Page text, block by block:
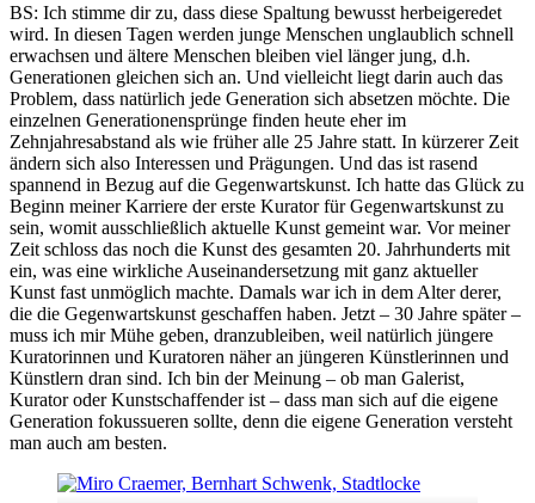
BS: Ich stimme dir zu, dass diese Spaltung bewusst herbeigeredet
wird. In diesen Tagen werden junge Menschen unglaublich schnell
erwachsen und ältere Menschen bleiben viel länger jung, d.h.
Generationen gleichen sich an. Und vielleicht liegt darin auch das
Problem, dass natürlich jede Generation sich absetzen möchte. Die
einzelnen Generationensprünge finden heute eher im
Zehnjahresabstand als wie früher alle 25 Jahre statt. In kürzerer Zeit
ändern sich also Interessen und Prägungen. Und das ist rasend
spannend in Bezug auf die Gegenwartskunst. Ich hatte das Glück zu
Beginn meiner Karriere der erste Kurator für Gegenwartskunst zu
sein, womit ausschließlich aktuelle Kunst gemeint war. Vor meiner
Zeit schloss das noch die Kunst des gesamten 20. Jahrhunderts mit
ein, was eine wirkliche Auseinandersetzung mit ganz aktueller
Kunst fast unmöglich machte. Damals war ich in dem Alter derer,
die die Gegenwartskunst geschaffen haben. Jetzt – 30 Jahre später –
muss ich mir Mühe geben, dranzubleiben, weil natürlich jüngere
Kuratorinnen und Kuratoren näher an jüngeren Künstlerinnen und
Künstlern dran sind. Ich bin der Meinung – ob man Galerist,
Kurator oder Kunstschaffender ist – dass man sich auf die eigene
Generation fokussueren sollte, denn die eigene Generation versteht
man auch am besten.